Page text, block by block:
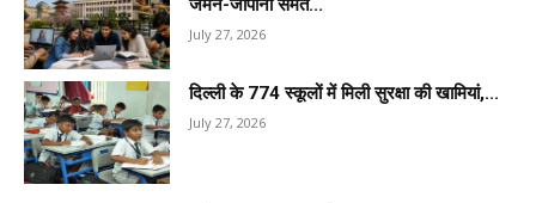
July 27, 2026
दिल्ली के 774 स्कूलों में मिली सुरक्षा की खामियां,...
July 27, 2026